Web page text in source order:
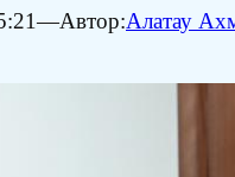
—Автор:Алатау